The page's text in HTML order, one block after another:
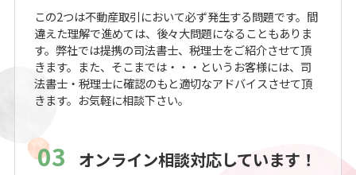
この2つは不動産取引において必ず発生する問題です。間
違えた理解で進めては、後々大問題になることもありま
す。弊社では提携の司法書士、税理士をご紹介させて頂
きます。また、そこまでは・・・というお客様には、司
法書士・税理士に確認のもと適切なアドバイスさせて頂
きます。お気軽に相談下さい。
03 オンライン相談対応しています！